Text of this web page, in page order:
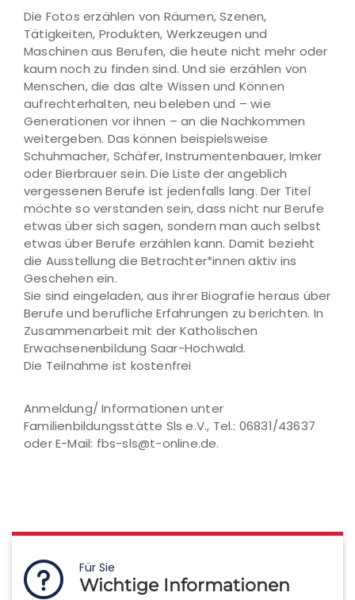
Die Fotos erzählen von Räumen, Szenen,
Tätigkeiten, Produkten, Werkzeugen und
Maschinen aus Berufen, die heute nicht mehr oder
kaum noch zu finden sind. Und sie erzählen von
Menschen, die das alte Wissen und Können
aufrechterhalten, neu beleben und – wie
Generationen vor ihnen – an die Nachkommen
weitergeben. Das können beispielsweise
Schuhmacher, Schäfer, Instrumentenbauer, Imker
oder Bierbrauer sein. Die Liste der angeblich
vergessenen Berufe ist jedenfalls lang. Der Titel
möchte so verstanden sein, dass nicht nur Berufe
etwas über sich sagen, sondern man auch selbst
etwas über Berufe erzählen kann. Damit bezieht
die Ausstellung die Betrachter*innen aktiv ins
Geschehen ein.
Sie sind eingeladen, aus ihrer Biografie heraus über
Berufe und berufliche Erfahrungen zu berichten. In
Zusammenarbeit mit der Katholischen
Erwachsenenbildung Saar-Hochwald.
Die Teilnahme ist kostenfrei
Anmeldung/ Informationen unter
Familienbildungsstätte Sls e.V., Tel.: 06831/43637
oder E-Mail: fbs-sls@t-online.de.
Für Sie
Wichtige Informationen